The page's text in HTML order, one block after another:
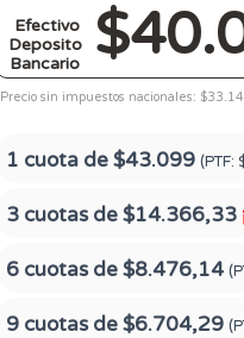
Efectivo
Deposito
Bancario
Precio sin impuestos nacionales:
1 cuota de$43.099 (PTF:
3 cuotas de$14.366,33
6 cuotas de$8.476,14
9 cuotas de$6.704,29